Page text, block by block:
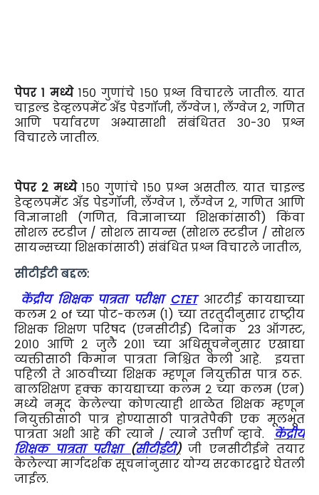
पेपर १ मध्ये१५० गुणांचे १५० प्रश्न विचारले जातील. यात
चाइल्ड डेव्हलपमेंट अँड पेडगॉजी, लँग्वेज १, लँग्वेज २, गणित
आणि पर्यावरण अभ्यासाशी संबंधितत ३०-३० प्रश्न
विचारले जातील.
पेपर २ मध्ये१५० गुणांचे १५० प्रश्न असतील. यात चाइल्ड
डेव्हलपमेंट अँड पेडगॉजी, लँग्वेज १, लँग्वेज २, गणित आणि
विज्ञानाशी (गणित, विज्ञानाच्या शिक्षकांसाठी) किंवा
सोशल स्टडीज / सोशल सायन्स (सोशल स्टडीज / सोशल
सायन्सच्या शिक्षकांसाठी) संबंधित प्रश्न विचारले जातील,
सीटीईटी बद्दल:
केंद्रीय शिक्षक पात्रता परीक्षा CTET आरटीई कायद्याच्या
कलम २ of च्या पोट-कलम (१) च्या तरतुदीनुसार राष्ट्रीय
शिक्षक शिक्षण परिषद (एनसीटीई) दिनांक 23 ऑगस्ट,
२०१० आणि २ जुलै २०११ च्या अधिसूचनेनुसार एखाद्या
व्यक्तीसाठी किमान पात्रता निश्चित केली आहे. इयत्ता
पहिली ते आठवीच्या शिक्षक म्हणून नियुक्तीस पात्र ठरू.
बालशिक्षण हक्क कायद्याच्या कलम २ च्या कलम (एन)
मध्ये नमूद केलेल्या कोणत्याही शाळेत शिक्षक म्हणून
नियुक्तीसाठी पात्र होण्यासाठी पात्रतेपैकी एक मूलभूत
पात्रता अशी आहे की त्याने / त्याने उत्तीर्ण व्हावे. केंद्रीय
शिक्षक पात्रता परीक्षा (सीटीईटी)जी एनसीटीईने तयार
केलेल्या मार्गदर्शक सूचनांनुसार योग्य सरकारद्वारे घेतली
जाईल.